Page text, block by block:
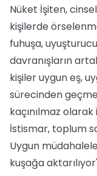
Nüket İşiten,
kişilerde
fuhuşa,
davranışların
kişiler uygun eş,
sürecinden
kaçınılmaz
İstismar, toplum
Uygun
kuşağa